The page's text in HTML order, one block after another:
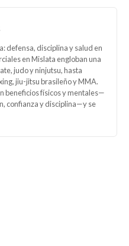
defensa, disciplina y salud en
en Mislata engloban una
judo y ninjutsu, hasta
jiu-jitsu brasileño y MMA.
beneficios físicos y mentales—
confianza y disciplina—y se